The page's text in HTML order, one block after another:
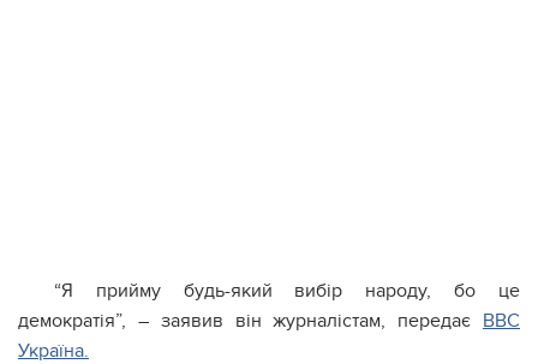
“Я прийму будь-який вибір народу, бо це
демократія”, – заявив він журналістам, передає BBC
Україна.